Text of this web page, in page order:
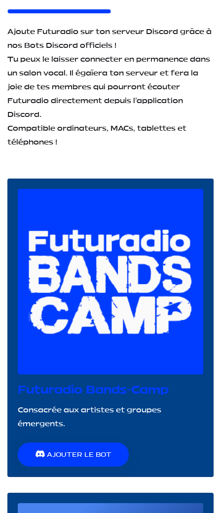
Ajoute Futuradio sur ton serveur Discord grâce à
nos Bots Discord officiels !
Tu peux le laisser connecter en permanence dans
un salon vocal. Il égaïera ton serveur et fera la
joie de tes membres qui pourront écouter
Futuradio directement depuis l'application
Discord.
Compatible ordinateurs, MACs, tablettes et
téléphones !
Futuradio Bands-Camp
Consacrée aux artistes et groupes
émergents.
AJOUTER LE BOT